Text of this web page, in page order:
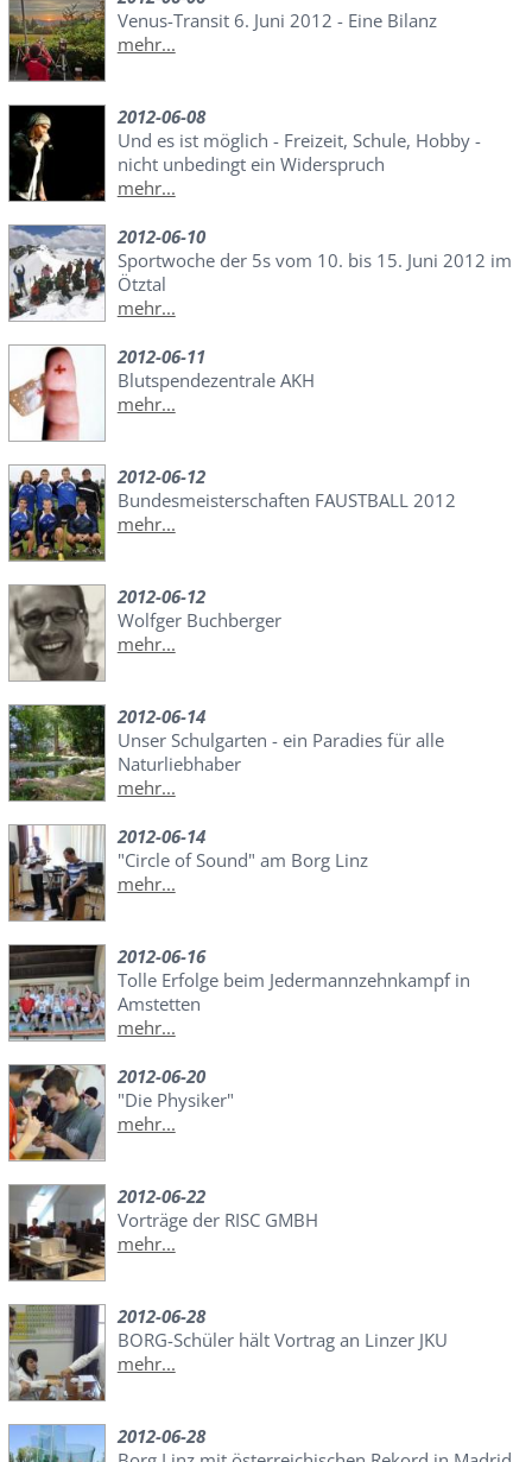
Venus-Transit 6. Juni 2012 - Eine Bilanz
mehr...
2012-06-08
Und es ist möglich - Freizeit, Schule, Hobby -
nicht unbedingt ein Widerspruch
mehr...
2012-06-10
Sportwoche der 5s vom 10. bis 15. Juni 2012 im
Ötztal
mehr...
2012-06-11
Blutspendezentrale AKH
mehr...
2012-06-12
Bundesmeisterschaften FAUSTBALL 2012
mehr...
2012-06-12
Wolfger Buchberger
mehr...
2012-06-14
Unser Schulgarten - ein Paradies für alle
Naturliebhaber
mehr...
2012-06-14
"Circle of Sound" am Borg Linz
mehr...
2012-06-16
Tolle Erfolge beim Jedermannzehnkampf in
Amstetten
mehr...
2012-06-20
"Die Physiker"
mehr...
2012-06-22
Vorträge der RISC GMBH
mehr...
2012-06-28
BORG-Schüler hält Vortrag an Linzer JKU
mehr...
2012-06-28